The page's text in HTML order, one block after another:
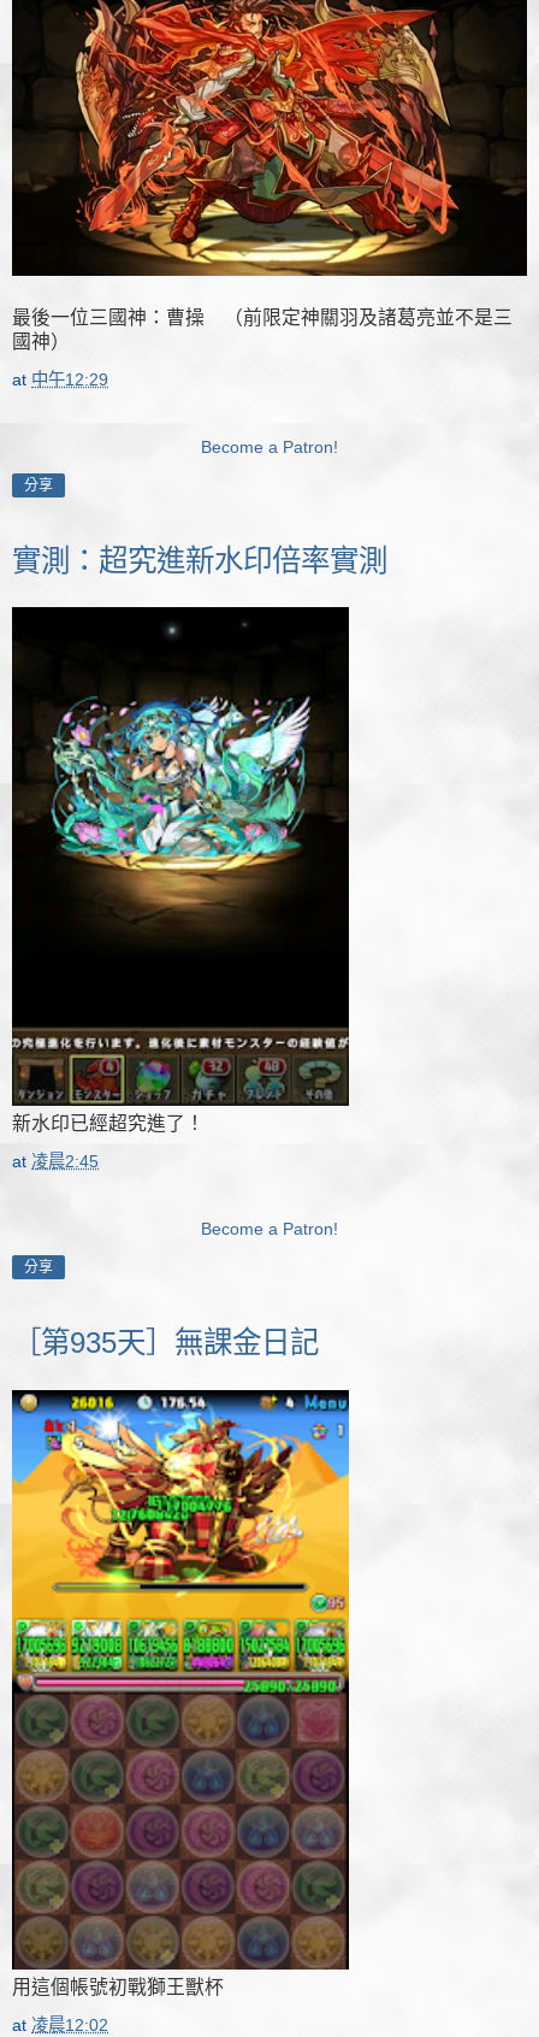
最後一位三國神：曹操 （前限定神關羽及諸葛亮並不是三
國神）
at 中午12:29
Become a Patron!
分享
實測：超究進新水印倍率實測
新水印已經超究進了！
at 凌晨2:45
Become a Patron!
分享
［第935天］無課金日記
用這個帳號初戰獅王獸杯
at 凌晨12:02